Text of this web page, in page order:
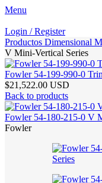
Menu
Login / Register
Productos Dimensional
V Mini-Vertical Series
Fowler 54-199-990-0
$21,522.00 USD
Back to products
Fowler 54-180-215-0 V
Fowler